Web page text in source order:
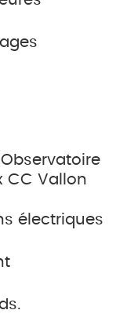
CC Vallon
électriques